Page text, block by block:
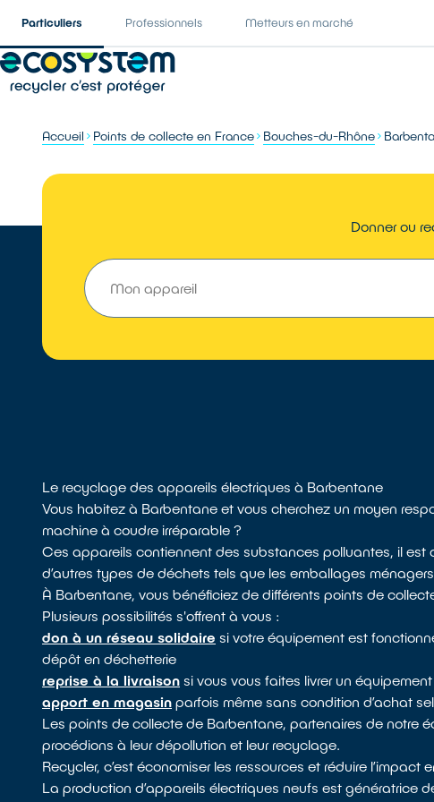
Particuliers Professionnels Metteurs en marché
Accueil Points de collecte en France Bouches-du-Rhône
Donner ou
Le recyclage des appareils électriques à Barbentane
Vous habitez à Barbentane et vous cherchez un moyen
machine à coudre irréparable ?
Ces appareils contiennent des substances polluantes, il
d’autres types de déchets tels que les emballages
À Barbentane, vous bénéficiez de différents points de
Plusieurs possibilités s'offrent à vous :
don à un réseau solidaire si votre équipement est
dépôt en déchetterie
reprise à la livraison si vous vous faites livrer un
apport en magasin parfois même sans condition d’achat
Les points de collecte de Barbentane, partenaires de notre
procédions à leur dépollution et leur recyclage.
Recycler, c’est économiser les ressources et réduire l’impact
La production d’appareils électriques neufs est génératrice